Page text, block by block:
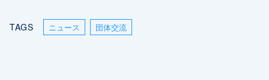
TAGS ニュース 団体交流